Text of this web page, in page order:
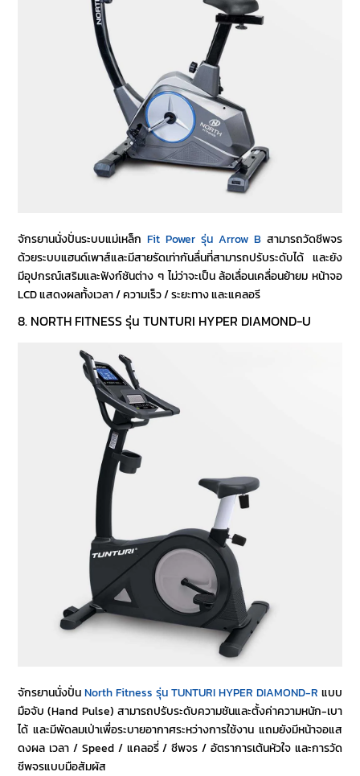
จักรยานนั่งปั่นระบบแม่เหล็กFit Power รุ่น Arrow Bสามารถวัดชีพจร
ด้วยระบบแฮนด์เพาส์และมีสายรัดเท่ากันลื่นที่สามารถปรับระดับได้ และยัง
มีอุปกรณ์เสริมและฟังก์ชันต่าง ๆ ไม่ว่าจะเป็น ล้อเลื่อนเคลื่อนย้ายม หน้าจอ
LCD แสดงผลทั้งเวลา / ความเร็ว / ระยะทาง และแคลอรี
8. NORTH FITNESS รุ่น TUNTURI HYPER DIAMOND-U
จักรยานนั่งปั่นNorth Fitness รุ่น TUNTURI HYPER DIAMOND-R แบบ
มือจับ (Hand Pulse) สามารถปรับระดับความชันและตั้งค่าความหนัก-เบา
ได้ และมีพัดลมเป่าเพื่อระบายอากาศระหว่างการใช้งาน แถมยังมีหน้าจอแส
ดงผล เวลา / Speed / แคลอรี่ / ชีพจร / อัตราการเต้นหัวใจ และการวัด
ชีพจรแบบมือสัมผัส